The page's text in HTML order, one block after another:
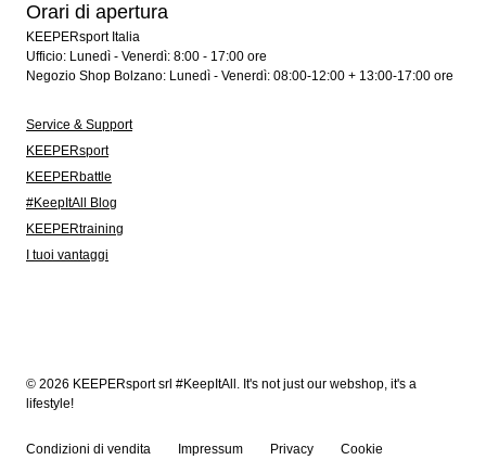
Orari di apertura
KEEPERsport Italia
Ufficio: Lunedì - Venerdì: 8:00 - 17:00 ore
Negozio Shop Bolzano: Lunedì - Venerdì: 08:00-12:00 + 13:00-17:00 ore
Service & Support
KEEPERsport
KEEPERbattle
#KeepItAll Blog
KEEPERtraining
I tuoi vantaggi
© 2026 KEEPERsport srl #KeepItAll. It's not just our webshop, it's a
lifestyle!
Condizioni di vendita Impressum Privacy Cookie